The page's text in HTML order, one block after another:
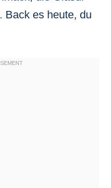
Back es heute, du